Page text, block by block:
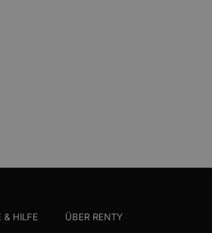
& HILFE ÜBER RENTY